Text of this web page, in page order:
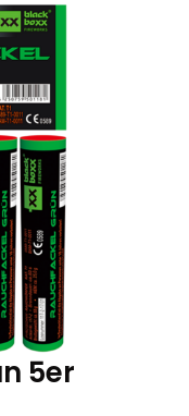
5er